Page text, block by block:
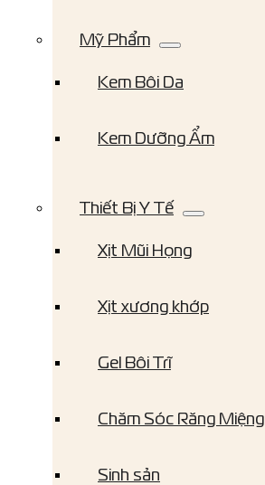
Mỹ Phẩm
Kem Bôi Da
Kem Dưỡng Ẩm
Thiết Bị Y Tế
Xịt Mũi Họng
Xịt xương khớp
Gel Bôi Trĩ
Chăm Sóc Răng Miệng
Sinh sản